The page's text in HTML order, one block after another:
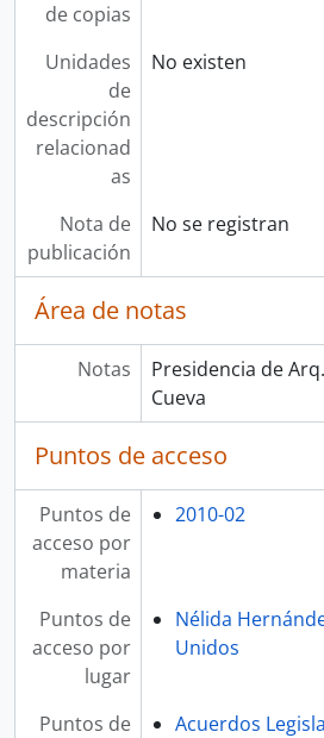
de copias
Unidades
de
descripción
relacionad
as
No existen
Nota de
publicación
No se registran
Área de notas
Notas
Presidencia de
Cueva
Puntos de acceso
Puntos de
acceso por
materia
2010-02
Puntos de
acceso por
lugar
Nélida
Unidos
Puntos de
Acuerdos